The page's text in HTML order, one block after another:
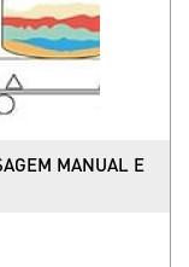
MANUAL E